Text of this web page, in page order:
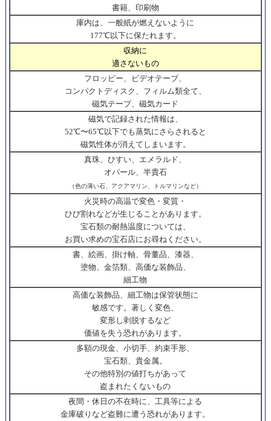
書籍、印刷物
庫内は、一般紙が燃えないように
177℃以下に保たれます。
収納に
適さないもの
フロッピー、ビデオテープ、
コンパクトディスク、フィルム類全て、
磁気テープ、磁気カード
磁気で記録された情報は、
52℃〜65℃以下でも蒸気にさらされると
磁気性体が消えてしまいます。
真珠、ひすい、エメラルド、
オパール、半貴石
（色の薄い石、アクアマリン、トルマリンなど）
火災時の高温で変色・変質・
ひび割れなどが生じることがあります。
宝石類の耐熱温度については、
お買い求めの宝石店にお尋ねください。
書、絵画、掛け軸、骨董品、漆器、
塗物、金箔類、高価な装飾品、
細工物
高価な装飾品、細工物は保管状態に
敏感です。著しく変色、
変形し剥脱するなど
価値を失う恐れがあります。
多額の現金、小切手、約束手形、
宝石類、貴金属。
その他特別の値打ちがあって
盗まれたくないもの
夜間・休日の不在時に、工具等による
金庫破りなど盗難に遭う恐れがあります。